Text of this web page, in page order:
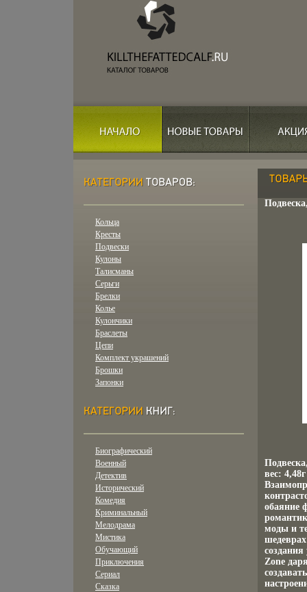
Кольца
Кресты
Подвески
Кулоны
Талисманы
Серьги
Брелки
Колье
Кулончики
Браслеты
Цепи
Комплект украшений
Брошки
Запонки
Биографический
Военный
Детектив
Исторический
Комедия
Криминальный
Мелодрама
Мистика
Обучающий
Приключения
Сериал
Сказка
вес:
обаяние
моды и
Zone